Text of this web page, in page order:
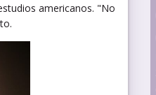
americanos. "No